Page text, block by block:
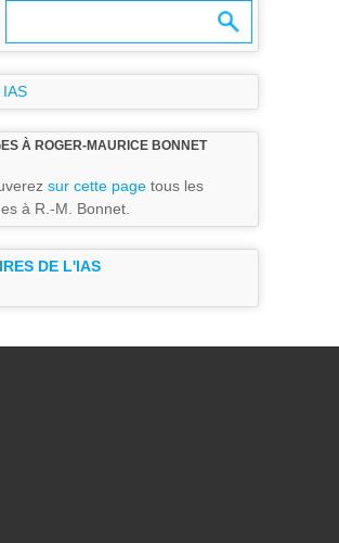
À ROGER-MAURICE BONNET
sur cette page tous les
à R.-M. Bonnet.
DE L'IAS